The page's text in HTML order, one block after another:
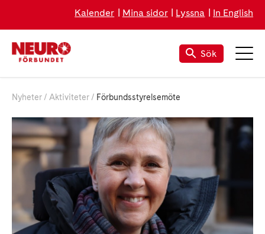
Kalender Mina sidor Lyssna In English
Sök
Nyheter Aktiviteter Förbundsstyrelsemöte